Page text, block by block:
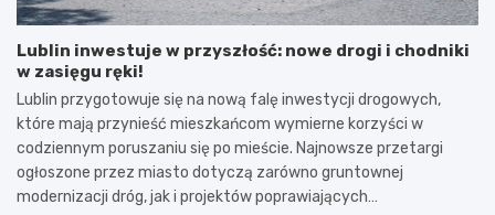
Lublin inwestuje w przyszłość: nowe drogi i chodniki
w zasięgu ręki!
Lublin przygotowuje się na nową falę inwestycji drogowych,
które mają przynieść mieszkańcom wymierne korzyści w
codziennym poruszaniu się po mieście. Najnowsze przetargi
ogłoszone przez miasto dotyczą zarówno gruntownej
modernizacji dróg, jak i projektów poprawiających…